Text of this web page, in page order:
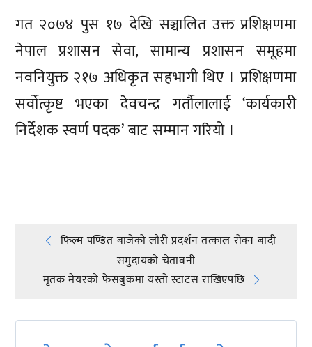
गत २०७४ पुस १७ देखि सञ्चालित उक्त प्रशिक्षणमा
नेपाल प्रशासन सेवा, सामान्य प्रशासन समूहमा
नवनियुक्त २१७ अधिकृत सहभागी थिए । प्रशिक्षणमा
सर्वोत्कृष्ट भएका देवचन्द्र गर्तौलालाई ‘कार्यकारी
निर्देशक स्वर्ण पदक’ बाट सम्मान गरियो ।
Post
navigation
फिल्म पण्डित बाजेको लौरी प्रदर्शन तत्काल रोक्न बादी
समुदायको चेतावनी
मृतक मेयरको फेसबुकमा यस्ताे स्टाटस राखिएपछि